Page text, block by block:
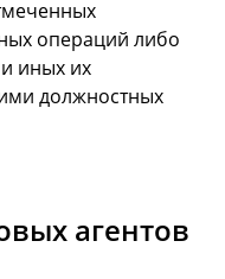
операций либо
иных их
должностных
агентов